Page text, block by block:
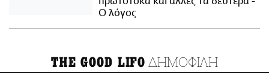
Ο λόγος
THE GOOD LIFO ΔΗΜΟΦΙΛΗ